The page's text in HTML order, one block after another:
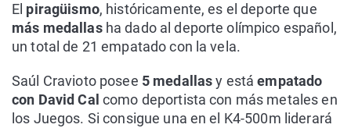
El piragüismo, históricamente, es el deporte que
más medallasha dado al deporte olímpico español,
un total de 21 empatado con la vela.
Saúl Cravioto posee 5 medallasy estáempatado
con David Cal como deportista con más metales en
los Juegos. Si consigue una en el K4-500m liderará